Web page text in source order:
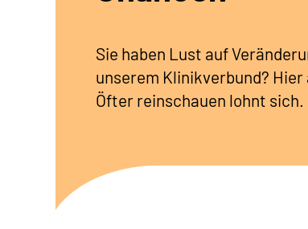
Sie haben Lust auf
unserem Klinikverbund?
Öfter reinschauen lohnt sich.